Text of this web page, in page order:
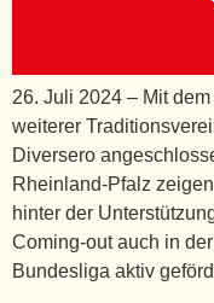
26. Juli 2024 – Mit
weiterer
Diversero
Rheinland-Pfalz
hinter der
Coming-out auch in
Bundesliga aktiv